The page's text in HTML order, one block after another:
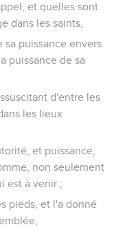
et quelles sont
dans les saints,
puissance envers
puissance de sa
d'entre les
les lieux
et puissance,
non seulement
est à venir ;
pieds, et l'a donné